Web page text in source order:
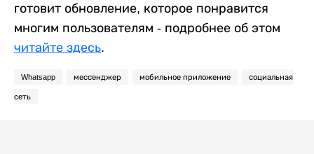
готовит обновление, которое понравится
многим пользователям - подробнее об этом
читайте здесь.
Whatsapp мессенджер мобильное приложение социальная
сеть